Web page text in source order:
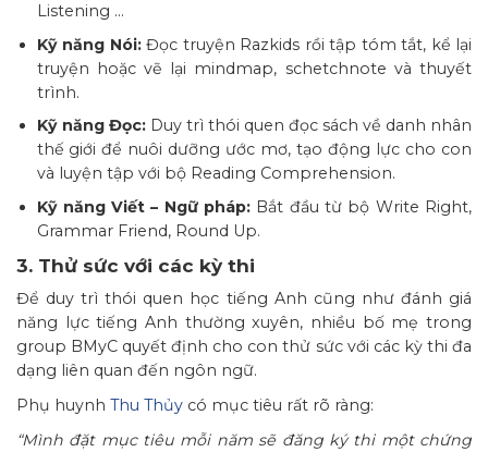
Listening …
Kỹ năng Nói:Đọc truyện Razkids rồi tập tóm tắt, kể lại
truyện hoặc vẽ lại mindmap, schetchnote và thuyết
trình.
Kỹ năng Đọc:Duy trì thói quen đọc sách về danh nhân
thế giới để nuôi dưỡng ước mơ, tạo động lực cho con
và luyện tập với bộ Reading Comprehension.
Kỹ năng Viết – Ngữ pháp: Bắt đầu từ bộ Write Right,
Grammar Friend, Round Up.
3. Thử sức với các kỳ thi
Để duy trì thói quen học tiếng Anh cũng như đánh giá
năng lực tiếng Anh thường xuyên, nhiều bố mẹ trong
group BMyC quyết định cho con thử sức với các kỳ thi đa
dạng liên quan đến ngôn ngữ.
Phụ huynh Thu Thủy có mục tiêu rất rõ ràng:
“Mình đặt mục tiêu mỗi năm sẽ đăng ký thi một chứng